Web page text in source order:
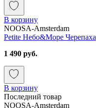
В корзину
NOOSA-Amsterdam
Petite Небо&Море Черепаха
1 490 руб.
В корзину
Последний товар
NOOSA-Amsterdam